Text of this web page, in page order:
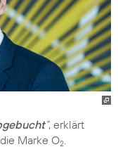
“, erklärt
Marke O2.